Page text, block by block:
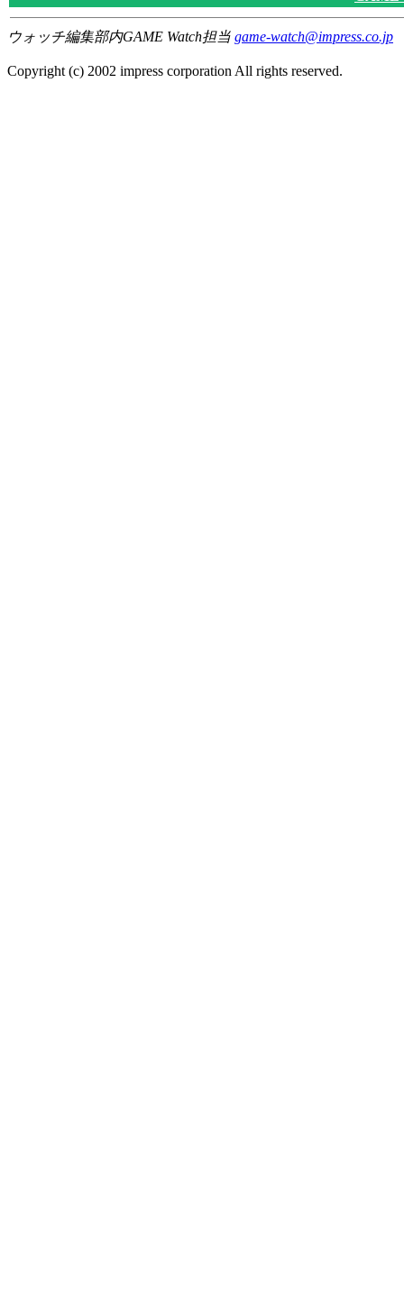
ウォッチ編集部内GAME Watch担当 game-watch@impress.co.jp
Copyright (c) 2002 impress corporation All rights reserved.